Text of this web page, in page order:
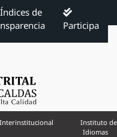
Índices de
Participa
Interinstitucional
Instituto de
Idiomas